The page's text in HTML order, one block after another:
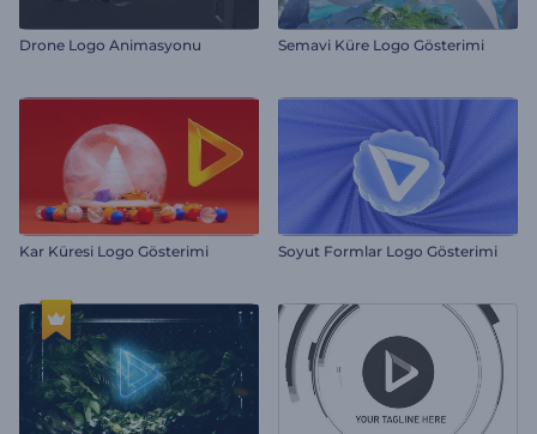
Drone Logo Animasyonu Semavi Küre Logo Gösterimi
Kar Küresi Logo Gösterimi Soyut Formlar Logo Gösterimi